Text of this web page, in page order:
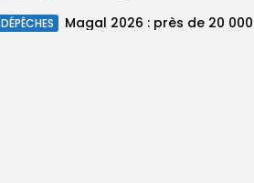
DÉPÊCHES